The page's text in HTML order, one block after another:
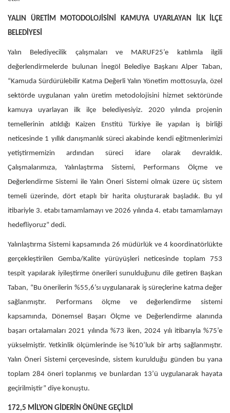
YALIN ÜRETİM MOTODOLOJİSİNİ KAMUYA UYARLAYAN İLK İLÇE
BELEDİYESİ
Yalın Belediyecilik çalışmaları ve MARUF25’e katılımla ilgili
değerlendirmelerde bulunan İnegöl Belediye Başkanı Alper Taban,
“Kamuda Sürdürülebilir Katma Değerli Yalın Yönetim mottosuyla, özel
sektörde uygulanan yalın üretim metodolojisini hizmet sektöründe
kamuya uyarlayan ilk ilçe belediyesiyiz. 2020 yılında projenin
temellerinin atıldığı Kaizen Enstitü Türkiye ile yapılan iş birliği
neticesinde 1 yıllık danışmanlık süreci akabinde kendi eğitmenlerimizi
yetiştirmemizin ardından süreci idare olarak devraldık.
Çalışmalarımıza, Yalınlaştırma Sistemi, Performans Ölçme ve
Değerlendirme Sistemi ile Yalın Öneri Sistemi olmak üzere üç sistem
temeli üzerinde, dört etaplı bir harita oluşturarak başladık. Bu yıl
itibariyle 3. etabı tamamlamayı ve 2026 yılında 4. etabı tamamlamayı
hedefliyoruz” dedi.
Yalınlaştırma Sistemi kapsamında 26 müdürlük ve 4 koordinatörlükte
gerçekleştirilen Gemba/Kalite yürüyüşleri neticesinde toplam 753
tespit yapılarak iyileştirme önerileri sunulduğunu dile getiren Başkan
Taban, “Bu önerilerin %55,6’sı uygulanarak iş süreçlerine katma değer
sağlanmıştır. Performans ölçme ve değerlendirme sistemi
kapsamında, Dönemsel Başarı Ölçme ve Değerlendirme alanında
başarı ortalamaları 2021 yılında %73 iken, 2024 yılı itibarıyla %75’e
yükselmiştir. Yetkinlik ölçümlerinde ise %10’luk bir artış sağlanmıştır.
Yalın Öneri Sistemi çerçevesinde, sistem kurulduğu günden bu yana
toplam 284 öneri toplanmış ve bunlardan 13’ü uygulanarak hayata
geçirilmiştir” diye konuştu.
172,5 MİLYON GİDERİN ÖNÜNE GEÇİLDİ